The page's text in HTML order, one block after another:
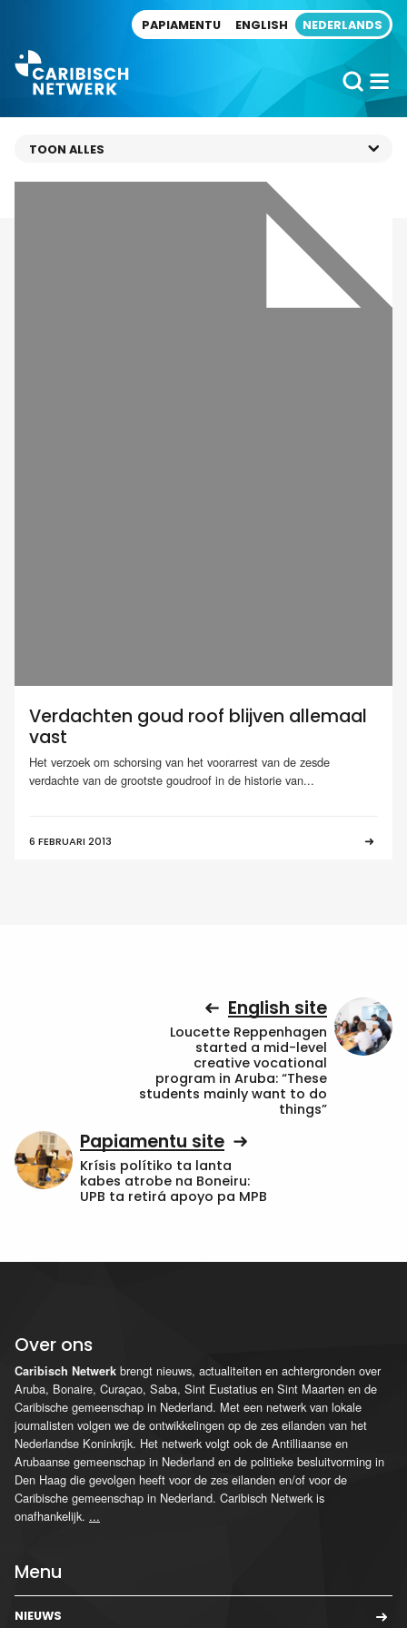
PAPIAMENTU ENGLISH NEDERLANDS
Verdachten goud roof blijven allemaal
vast
Het verzoek om schorsing van het voorarrest van de zesde
verdachte van de grootste goudroof in de historie van...
6 FEBRUARI 2013
English site
Loucette Reppenhagen
started a mid-level
creative vocational
program in Aruba: “These
students mainly want to do
things”
Papiamentu site
Krísis polítiko ta lanta
kabes atrobe na Boneiru:
UPB ta retirá apoyo pa MPB
Over ons
Caribisch Netwerk brengt nieuws, actualiteiten en achtergronden over
Aruba, Bonaire, Curaçao, Saba, Sint Eustatius en Sint Maarten en de
Caribische gemeenschap in Nederland. Met een netwerk van lokale
journalisten volgen we de ontwikkelingen op de zes eilanden van het
Nederlandse Koninkrijk. Het netwerk volgt ook de Antilliaanse en
Arubaanse gemeenschap in Nederland en de politieke besluitvorming in
Den Haag die gevolgen heeft voor de zes eilanden en/of voor de
Caribische gemeenschap in Nederland. Caribisch Netwerk is
onafhankelijk. ...
Menu
NIEUWS